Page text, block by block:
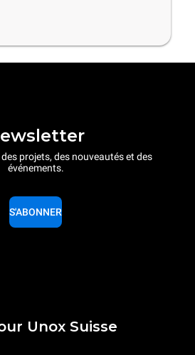
projets, des nouveautés et des
événements.
S'ABONNER
Unox Suisse